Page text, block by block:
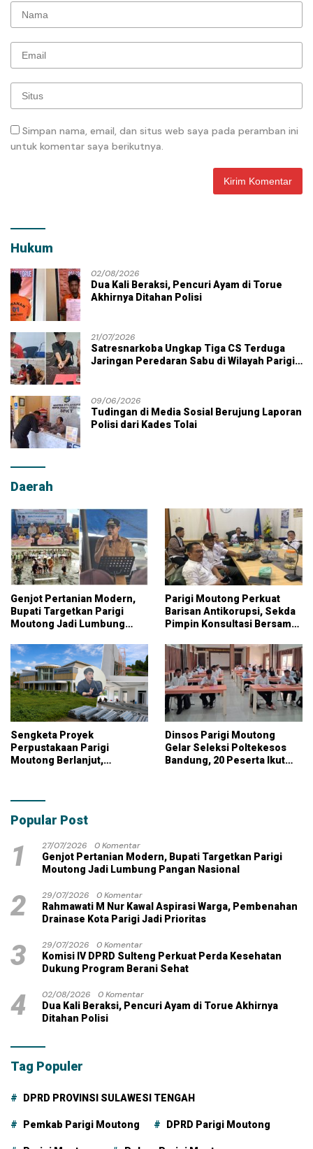
Simpan nama, email, dan situs web saya pada peramban ini
untuk komentar saya berikutnya.
Hukum
02/08/2026
Dua Kali Beraksi, Pencuri Ayam di Torue
Akhirnya Ditahan Polisi
21/07/2026
Satresnarkoba Ungkap Tiga CS Terduga
Jaringan Peredaran Sabu di Wilayah Parigi
09/06/2026
Tudingan di Media Sosial Berujung Laporan
Polisi dari Kades Tolai
Daerah
Genjot Pertanian Modern,
Bupati Targetkan Parigi
Moutong Jadi Lumbung
Parigi Moutong Perkuat
Barisan Antikorupsi, Sekda
Pimpin Konsultasi Bersama
Sengketa Proyek
Perpustakaan Parigi
Moutong Berlanjut,
dengan Dana Pribadi
Dinsos Parigi Moutong
Gelar Seleksi Poltekesos
Bandung, 20 Peserta Ikut
Popular Post
1 27/07/2026
0 Komentar
Genjot Pertanian Modern, Bupati Targetkan Parigi
Moutong Jadi Lumbung Pangan Nasional
2 29/07/2026
0 Komentar
Rahmawati M Nur Kawal Aspirasi Warga, Pembenahan
Drainase Kota Parigi Jadi Prioritas
3 29/07/2026
0 Komentar
Komisi IV DPRD Sulteng Perkuat Perda Kesehatan
Dukung Program Berani Sehat
4 02/08/2026
0 Komentar
Dua Kali Beraksi, Pencuri Ayam di Torue Akhirnya
Ditahan Polisi
Tag Populer
DPRD PROVINSI SULAWESI TENGAH
Pemkab Parigi Moutong DPRD Parigi Moutong